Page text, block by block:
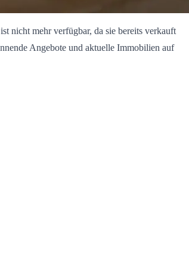
nicht mehr verfügbar, da sie bereits verkauft
Angebote und aktuelle Immobilien auf